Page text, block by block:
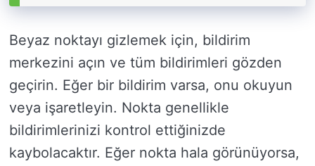
Beyaz noktayı gizlemek için, bildirim
merkezini açın ve tüm bildirimleri gözden
geçirin. Eğer bir bildirim varsa, onu okuyun
veya işaretleyin. Nokta genellikle
bildirimlerinizi kontrol ettiğinizde
kaybolacaktır. Eğer nokta hala görünüyorsa,